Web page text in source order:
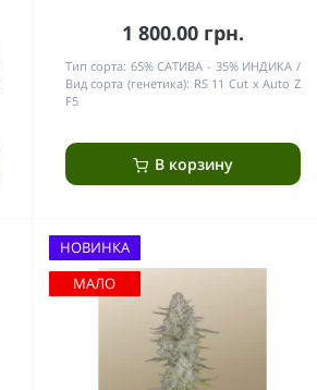
1 800.00 грн.
Тип сорта: 65% САТИВА - 35% ИНДИКА
Вид сорта (генетика): RS 11 Cut x Auto Z
F5
В корзину
НОВИНКА
МАЛО